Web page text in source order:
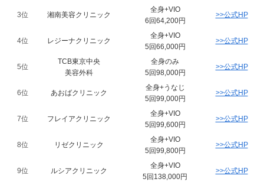
3位 湘南美容クリニック
全身+VIO
6回64,200円
>>公式HP
4位 レジーナクリニック
全身+VIO
5回66,000円
>>公式HP
5位
TCB東京中央
美容外科
全身のみ
5回98,000円
>>公式HP
6位 あおばクリニック
全身+うなじ
5回99,000円
>>公式HP
7位 フレイアクリニック
全身+VIO
5回99,600円
>>公式HP
8位 リゼクリニック
全身+VIO
5回99,800円
>>公式HP
9位 ルシアクリニック
全身+VIO
5回138,000円
>>公式HP